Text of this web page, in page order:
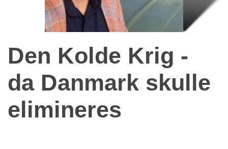
Den Kolde Krig -
da Danmark skulle
elimineres